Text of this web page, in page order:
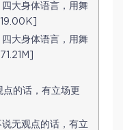
大身体语言，用舞
大身体语言，用舞
的话，有立场更
无观点的话，有立